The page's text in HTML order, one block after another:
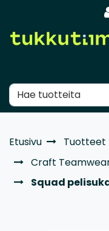
Etusivu Tuotteet
Craft
Squad